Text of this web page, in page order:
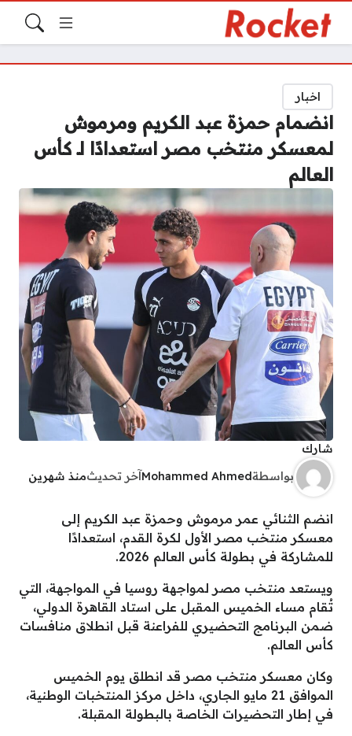
اخبار
انضمام حمزة عبد الكريم ومرموش
لمعسكر منتخب مصر استعدادًا لـ كأس
العالم
شارك
بواسطةMohammed Ahmedآخر تحديثمنذ شهرين
انضم الثنائي عمر مرموش وحمزة عبد الكريم إلى
معسكر منتخب مصر الأول لكرة القدم، استعدادًا
للمشاركة في بطولة كأس العالم 2026.
ويستعد منتخب مصر لمواجهة روسيا في المواجهة، التي
تُقام مساء الخميس المقبل على استاد القاهرة الدولي،
ضمن البرنامج التحضيري للفراعنة قبل انطلاق منافسات
كأس العالم.
وكان معسكر منتخب مصر قد انطلق يوم الخميس
الموافق 21 مايو الجاري، داخل مركز المنتخبات الوطنية،
في إطار التحضيرات الخاصة بالبطولة المقبلة.